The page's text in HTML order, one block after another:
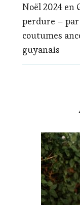
Noël 2024 en
perdure –
coutumes
guyanais